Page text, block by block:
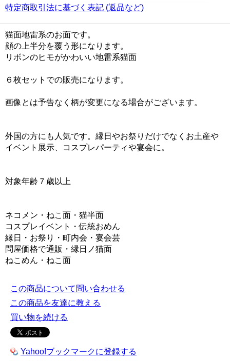
特定商取引法に基づく表記 (返品など)
猫面地雷系のお面です。
顔の上半分を覆う形になります。
リボンのヒモがかわいい地雷系猫面
６枚セットでの販売になります。
画像とは予告なく柄が変更になる場合がございます。
外国の方にも人気です。縁日やお祭りだけでなくお土産や
イベント展示、コスプレパーティや宴会に。
対象年齢７歳以上
ネコメン・ねこ面・猫半面
コスプレイベント・伝統おめん
縁日・お祭り・町内会・宴会芸
問屋価格で通販・縁日ノ猫面
ねこめん・ねこ面
この商品について問い合わせる
この商品を友達に教える
買い物を続ける
Yahoo!ブックマークに登録する